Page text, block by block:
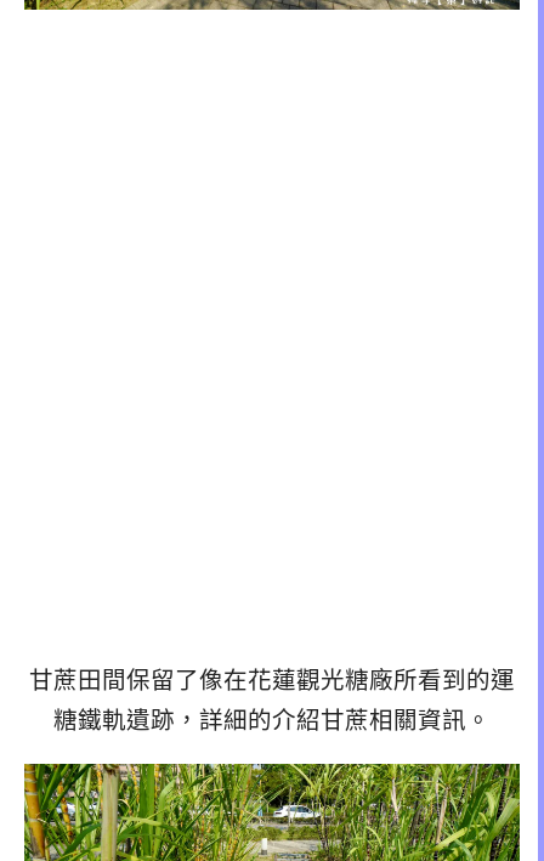
甘蔗田間保留了像在花蓮觀光糖廠所看到的運
糖鐵軌遺跡，詳細的介紹甘蔗相關資訊。